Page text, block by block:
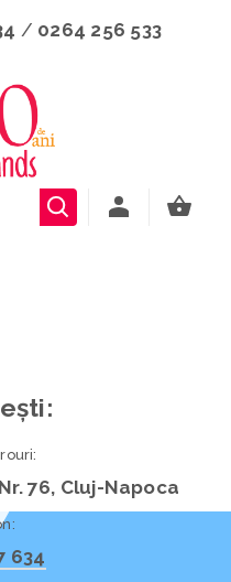
/ 0264 256 533
76, Cluj-Napoca
634